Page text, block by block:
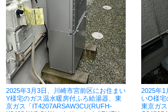
2025年3月3日、川崎市宮前区にお住まい
Y様宅のガス温水暖房付ふろ給湯器、東
京ガス「IT4207ARSAW3CU(RUFH-
2025年1
いO様宅
東京ガ